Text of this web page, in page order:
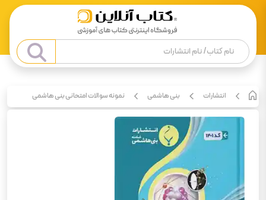
انتشارات بنی هاشمی نمونه سوالات امتحانی بنی هاشمی